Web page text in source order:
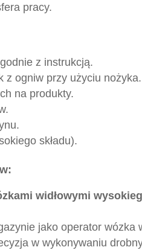
pracy.
z instrukcją.
z ogniw przy użyciu nożyka.
na produkty.
składu).
widłowymi
jako operator wózka
w wykonywaniu